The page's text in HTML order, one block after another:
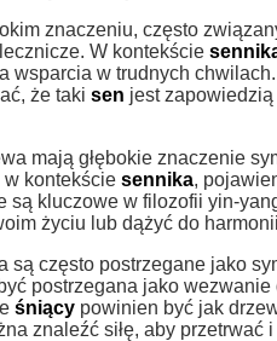
znaczeniu, często
W kontekście
wsparcia w trudnych
że taki sen jest
mają głębokie znaczenie
kontekście sennika,
kluczowe w filozofii yin-
życiu lub dążyć do
są często postrzegane jako
postrzegana jako
śniący powinien być jak
znaleźć siłę, aby przetrwać